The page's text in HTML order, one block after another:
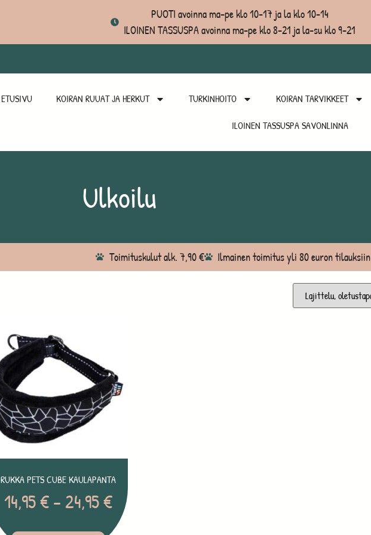
PUOTI avoinna ma-pe klo 10-17 ja la klo 10-14
ILOINEN TASSUSPA avoinna ma-pe klo 8-21 ja la-su klo 9-21
ETUSIVU KOIRAN RUUAT JA HERKUT TURKINHOITO KOIRAN TARVIKKEET
ILOINEN TASSUSPA SAVONLINNA
Ulkoilu
Toimituskulut alk. 7,90 € Ilmainen toimitus yli 80 euron tilauksiin
RUKKA PETS CUBE KAULAPANTA
14,95€– 24,95€